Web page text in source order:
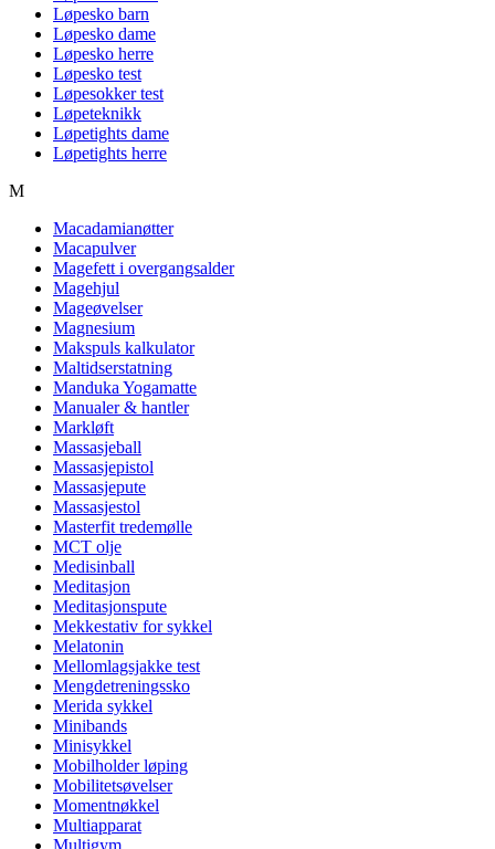
Løpesko barn
Løpesko dame
Løpesko herre
Løpesko test
Løpesokker test
Løpeteknikk
Løpetights dame
Løpetights herre
M
Macadamianøtter
Macapulver
Magefett i overgangsalder
Magehjul
Mageøvelser
Magnesium
Makspuls kalkulator
Maltidserstatning
Manduka Yogamatte
Manualer & hantler
Markløft
Massasjeball
Massasjepistol
Massasjepute
Massasjestol
Masterfit tredemølle
MCT olje
Medisinball
Meditasjon
Meditasjonspute
Mekkestativ for sykkel
Melatonin
Mellomlagsjakke test
Mengdetreningssko
Merida sykkel
Minibands
Minisykkel
Mobilholder løping
Mobilitetsøvelser
Momentnøkkel
Multiapparat
Multigym